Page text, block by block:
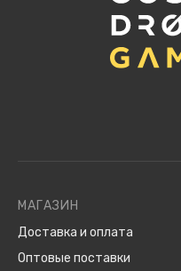
МАГАЗИН
Доставка и оплата
Оптовые поставки